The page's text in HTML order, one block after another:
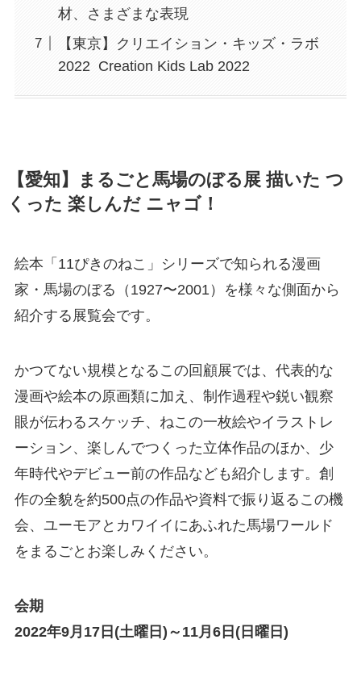
材、さまざまな表現
【東京】クリエイション・キッズ・ラボ
2022 Creation Kids Lab 2022
【愛知】まるごと馬場のぼる展 描いた つ
くった 楽しんだ ニャゴ！
絵本「11ぴきのねこ」シリーズで知られる漫画
家・馬場のぼる（1927〜2001）を様々な側面から
紹介する展覧会です。
かつてない規模となるこの回顧展では、代表的な
漫画や絵本の原画類に加え、制作過程や鋭い観察
眼が伝わるスケッチ、ねこの一枚絵やイラストレ
ーション、楽しんでつくった立体作品のほか、少
年時代やデビュー前の作品なども紹介します。創
作の全貌を約500点の作品や資料で振り返るこの機
会、ユーモアとカワイイにあふれた馬場ワールド
をまるごとお楽しみください。
会期
2022年9月17日(土曜日)～11月6日(日曜日)